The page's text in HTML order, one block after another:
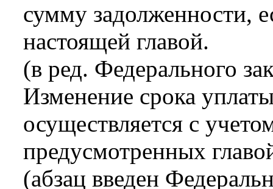
сумму задолженности,
настоящей главой.
(в ред. Федерального
Изменение срока
осуществляется с
предусмотренных
(абзац введен